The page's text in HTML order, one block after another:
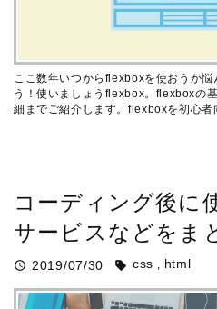
ここ数年いつからflexboxを使おうか悩
う！使いましょうflexbox。flexboxの
細までご紹介します。flexboxを初心者
コーディング後に
サービスなどをま
query_builder 2019/07/30 sell css html